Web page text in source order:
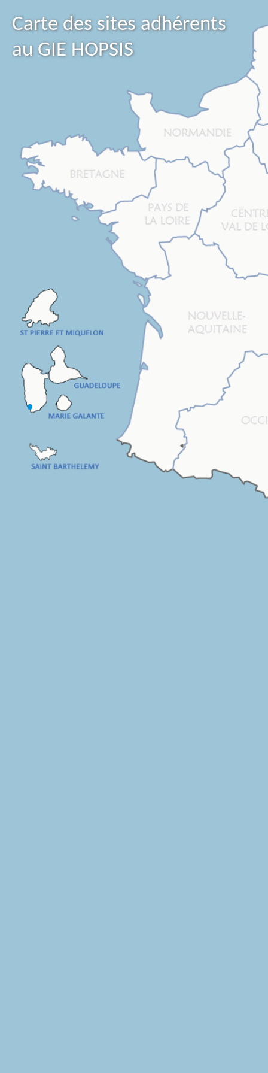
Carte des sites adhérents
au GIE HOPSIS